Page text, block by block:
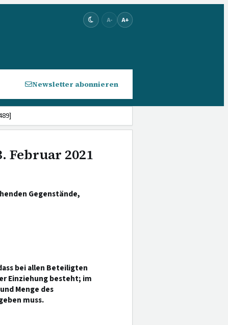
A- A+
Newsletter abonnieren
Februar 2021
Gegenstände,
bei allen Beteiligten
Einziehung besteht; im
Menge des
muss.